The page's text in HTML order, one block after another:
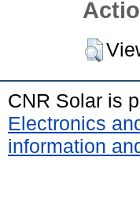
CNR Solar is
Electronics
information